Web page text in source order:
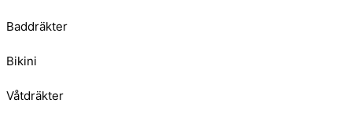
Baddräkter
Bikini
Våtdräkter